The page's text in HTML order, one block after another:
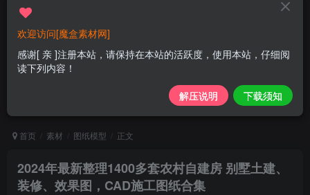
首页 素材 图纸模型 正文
2024年最新整理1400多套农村自建房 别墅土建、
装修、效果图，CAD施工图纸合集
欢迎访问[魔盒素材网]
感谢[ 亲 ]注册本站，请保持在本站的活跃度，使用本站，仔细阅
读下列内容！
解压说明 下载须知